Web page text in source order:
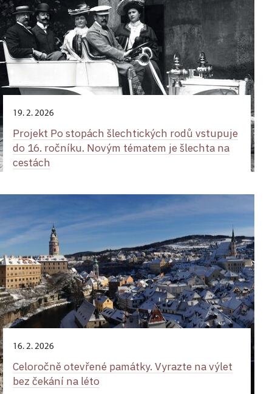
19. 2. 2026
Projekt Po stopách šlechtických rodů vstupuje
do 16. ročníku. Novým tématem je šlechta na
cestách
16. 2. 2026
Celoročně otevřené památky. Vyrazte na výlet
bez čekání na léto